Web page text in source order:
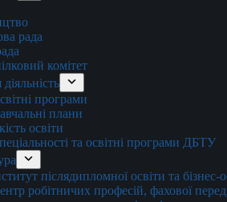
рада
комітет
програми
плани
освіти
та освітні програми ДБТУ
післядипломної освіти та бізнес-
робітничих професій, фахової